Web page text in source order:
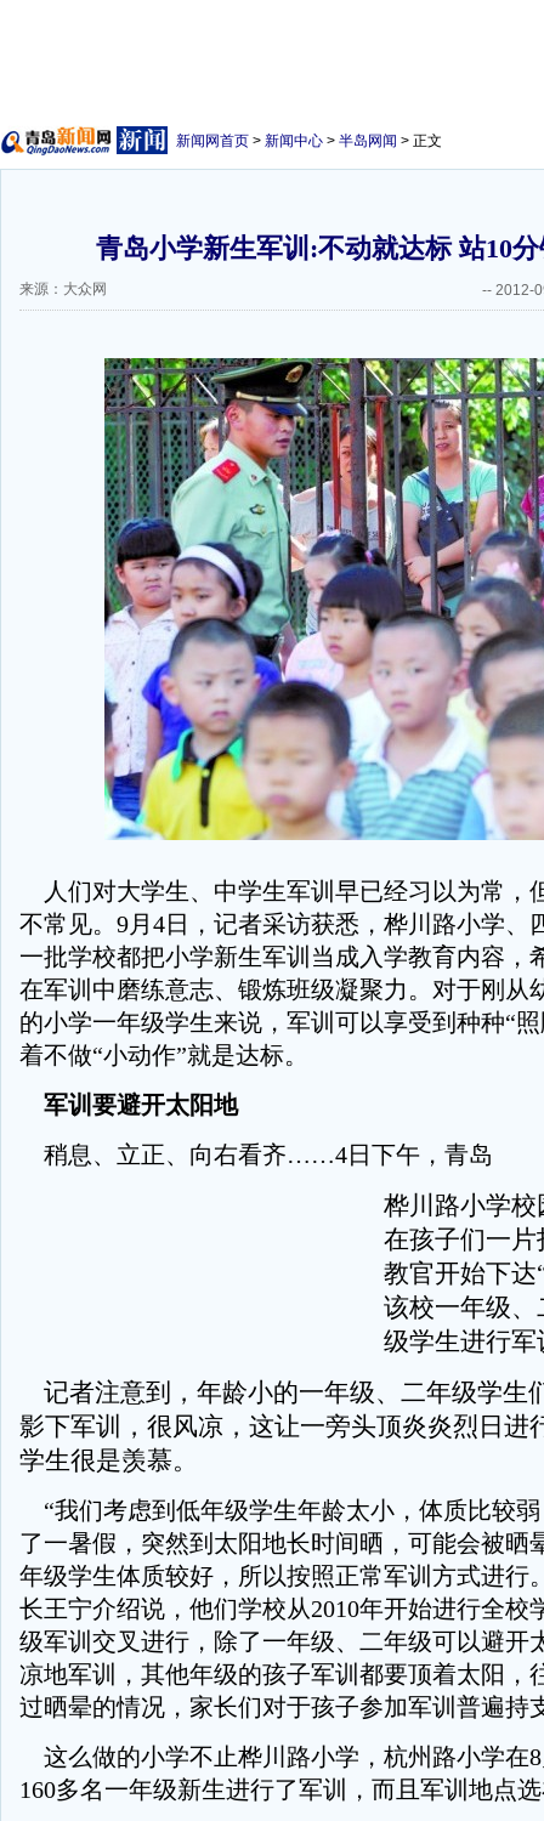
新闻网首页 > 新闻中心 > 半岛网闻 > 正文
青岛小学新生军训:不动就达标 站10
来源：大众网 -- 2012-
人们对大学生、中学生军训早已经习以为常，
不常见。9月4日，记者采访获悉，桦川路小学、
一批学校都把小学新生军训当成入学教育内容，
在军训中磨练意志、锻炼班级凝聚力。对于刚从
的小学一年级学生来说，军训可以享受到种种“
着不做“小动作”就是达标。
军训要避开太阳地
稍息、立正、向右看齐……4日下午，青岛
桦川路小学
在孩子们一
教官开始下达
该校一年级
级学生进行军
记者注意到，年龄小的一年级、二年级学生
影下军训，很风凉，这让一旁头顶炎炎烈日进
学生很是羡慕。
“我们考虑到低年级学生年龄太小，体质比较
了一暑假，突然到太阳地长时间晒，可能会被晒
年级学生体质较好，所以按照正常军训方式进行
长王宁介绍说，他们学校从2010年开始进行全校
级军训交叉进行，除了一年级、二年级可以避开
凉地军训，其他年级的孩子军训都要顶着太阳，
过晒晕的情况，家长们对于孩子参加军训普遍持
这么做的小学不止桦川路小学，杭州路小学在
160多名一年级新生进行了军训，而且军训地点